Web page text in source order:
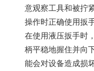
意观察工具和被拧
操作时正确使用扳
在使用液压扳手时
柄平稳地握住并向
能会对设备造成损